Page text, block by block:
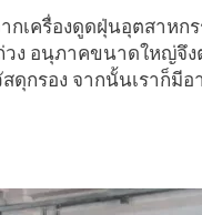
กเครื่องดูดฝุ่นอุตสาห
วง อนุภาคขนาดใหญ่จึ
กรอง จากนั้นเราก็มี